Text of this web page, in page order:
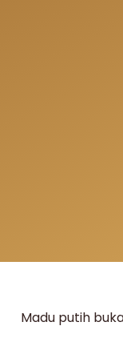
Madu putih